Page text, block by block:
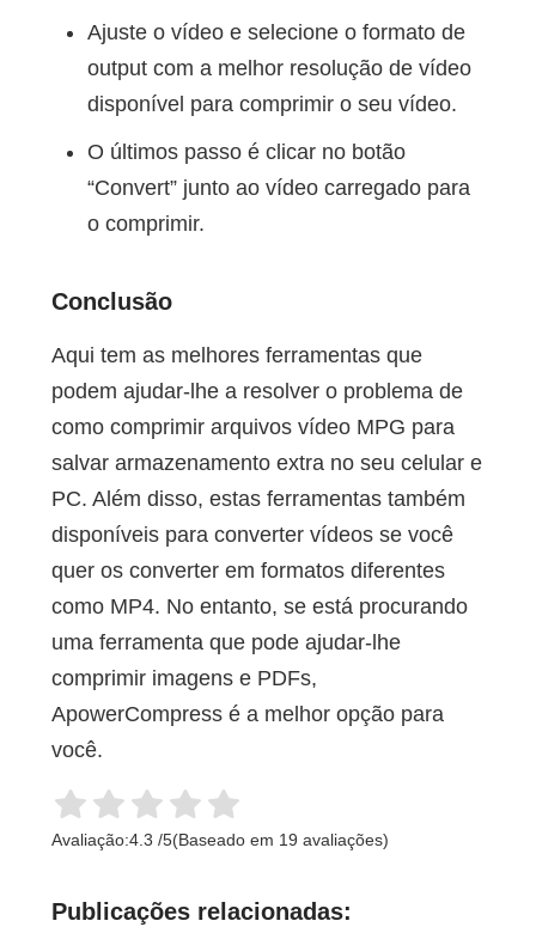
Ajuste o vídeo e selecione o formato de
output com a melhor resolução de vídeo
disponível para comprimir o seu vídeo.
O últimos passo é clicar no botão
“Convert” junto ao vídeo carregado para
o comprimir.
Conclusão
Aqui tem as melhores ferramentas que
podem ajudar-lhe a resolver o problema de
como comprimir arquivos vídeo MPG para
salvar armazenamento extra no seu celular e
PC. Além disso, estas ferramentas também
disponíveis para converter vídeos se você
quer os converter em formatos diferentes
como MP4. No entanto, se está procurando
uma ferramenta que pode ajudar-lhe
comprimir imagens e PDFs,
ApowerCompress é a melhor opção para
você.
Avaliação:4.3 /5(Baseado em 19 avaliações)
Publicações relacionadas: